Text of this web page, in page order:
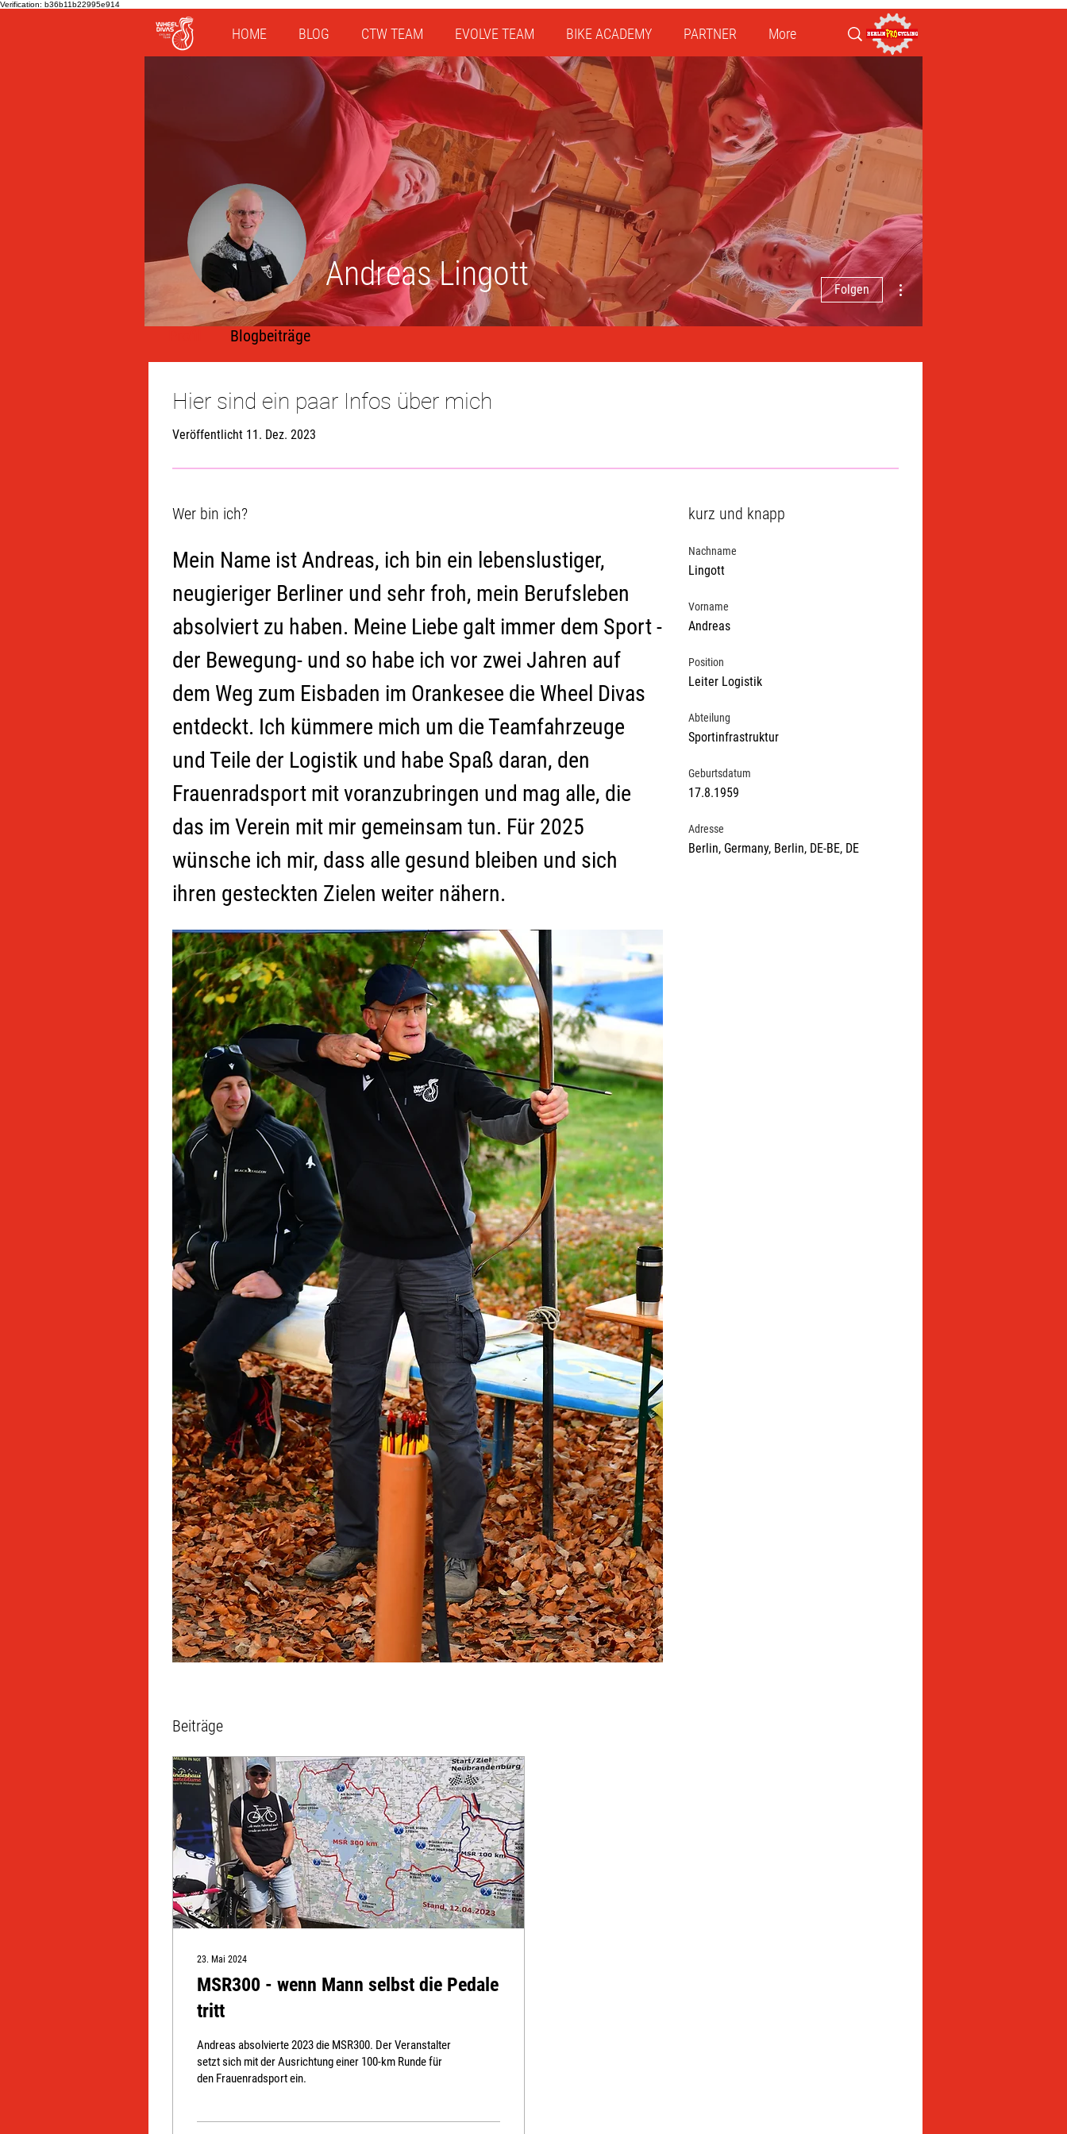
Verification: b36b11b22995e914
HOME BLOG CTW TEAM EVOLVE TEAM BIKE ACADEMY PARTNER More
Hier sind ein paar Infos über mich
Veröffentlicht 11. Dez. 2023
Wer bin ich?
Mein Name ist Andreas, ich bin ein lebenslustiger,
neugieriger Berliner und sehr froh, mein Berufsleben
absolviert zu haben. Meine Liebe galt immer dem Sport -
der Bewegung- und so habe ich vor zwei Jahren auf
dem Weg zum Eisbaden im Orankesee die Wheel Divas
entdeckt. Ich kümmere mich um die Teamfahrzeuge
und Teile der Logistik und habe Spaß daran, den
Frauenradsport mit voranzubringen und mag alle, die
das im Verein mit mir gemeinsam tun. Für 2025
wünsche ich mir, dass alle gesund bleiben und sich
ihren gesteckten Zielen weiter nähern.
kurz und knapp
Nachname
Lingott
Vorname
Andreas
Position
Leiter Logistik
Abteilung
Sportinfrastruktur
Geburtsdatum
17.8.1959
Adresse
Berlin, Germany, Berlin, DE-BE, DE
Beiträge
23. Mai 2024
MSR300 - wenn Mann selbst die Pedale
tritt
Andreas absolvierte 2023 die MSR300. Der Veranstalter
setzt sich mit der Ausrichtung einer 100-km Runde für
den Frauenradsport ein.
Blogbeiträge
Andreas Lingott Folgen
Weitere Optionen